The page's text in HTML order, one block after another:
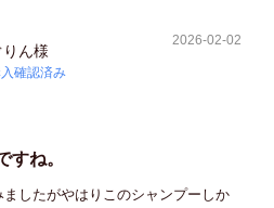
ん様
確認済み
2026-02-02
すね。
したがやはりこのシャンプーしか